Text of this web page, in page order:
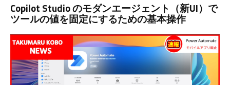
Copilot Studio のモダンエージェント（新UI）で
ツールの値を固定にするための基本操作